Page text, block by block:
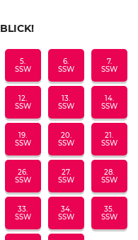
5.
SSW
6.
SSW
7.
SSW
12.
SSW
13.
SSW
14.
SSW
19.
SSW
20.
SSW
21.
SSW
26.
SSW
27.
SSW
28.
SSW
33.
SSW
34.
SSW
35.
SSW